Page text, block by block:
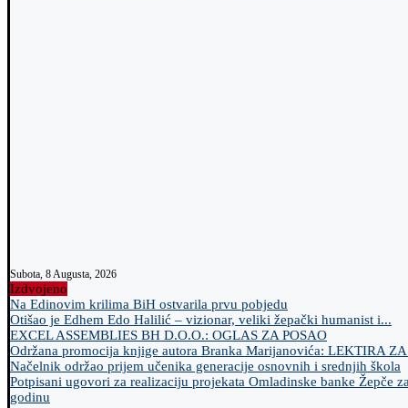
Subota, 8 Augusta, 2026
Izdvojeno
Na Edinovim krilima BiH ostvarila prvu pobjedu
Otišao je Edhem Edo Halilić – vizionar, veliki žepački humanist i...
EXCEL ASSEMBLIES BH D.O.O.: OGLAS ZA POSAO
Održana promocija knjige autora Branka Marijanovića: LEKTIRA
Načelnik održao prijem učenika generacije osnovnih i srednjih škola
Potpisani ugovori za realizaciju projekata Omladinske banke Žepče
godinu